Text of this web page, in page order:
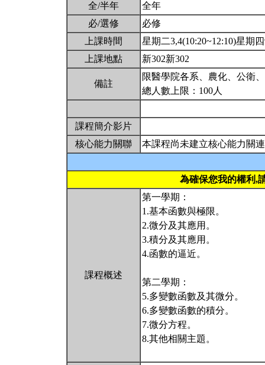
全/半年
全年
必/選修
必修
上課時間
星期二3,4(10:20~12:10)星期
上課地點
新302新302
備註
限醫學院各系、農化、公衛
總人數上限：100人
課程簡介影片
核心能力關聯
本課程尚未建立核心能力關連
為確保您我的權利,
課程概述
第一學期：
1.基本函數與極限。
2.微分及其應用。
3.積分及其應用。
4.函數的逼近。
第二學期：
5.多變數函數及其微分。
6.多變數函數的積分。
7.微分方程。
8.其他相關主題。